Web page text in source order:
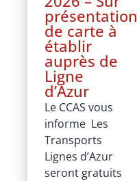
présentation
de carte à
établir
auprès de
Ligne
d’Azur
Le CCAS vous
informe Les
Transports
Lignes d’Azur
seront gratuits